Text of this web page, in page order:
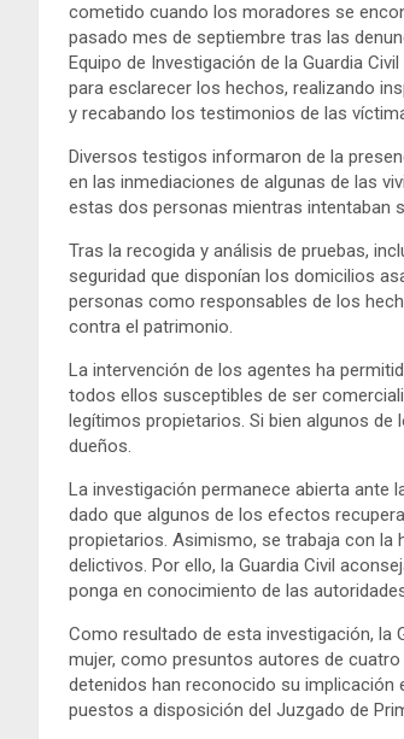
cometido cuando los moradores se
pasado mes de septiembre tras las
Equipo de Investigación de la Guardia
para esclarecer los hechos, realizando
y recabando los testimonios de las
Diversos testigos informaron de la
en las inmediaciones de algunas de las
estas dos personas mientras intentaban
Tras la recogida y análisis de pruebas,
seguridad que disponían los domicilios
personas como responsables de los
contra el patrimonio.
La intervención de los agentes ha
todos ellos susceptibles de ser
legítimos propietarios. Si bien algunos
dueños.
La investigación permanece abierta ante
dado que algunos de los efectos
propietarios. Asimismo, se trabaja con
delictivos. Por ello, la Guardia Civil
ponga en conocimiento de las
Como resultado de esta investigación, la
mujer, como presuntos autores de
detenidos han reconocido su implicación
puestos a disposición del Juzgado de